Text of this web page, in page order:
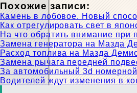
Похожие записи:
Камень в лобовое. Новый
Как отрегулировать свет в
На что обратить внимание при
Замена генератора на Мазда
Расход топлива на Мазда
Замена рычага передней
За автомобильный 3d
Водителей ждут изменения в